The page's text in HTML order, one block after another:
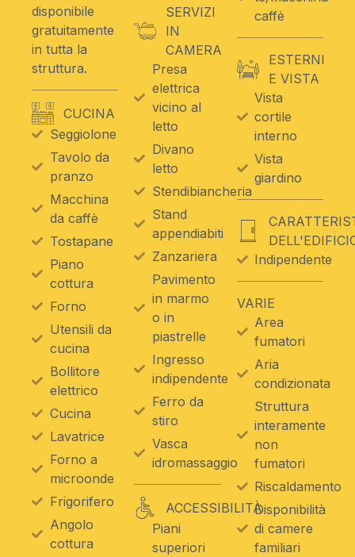
disponibile
gratuitamente
in tutta la
struttura.
CUCINA
Seggiolone
Tavolo da
pranzo
Macchina
da caffè
Tostapane
Piano
cottura
Forno
Utensili da
cucina
Bollitore
elettrico
Cucina
Lavatrice
Forno a
microonde
Frigorifero
Angolo
cottura
SERVIZI
IN
CAMERA
Presa
elettrica
vicino al
letto
Divano
letto
Stendibiancheria
Stand
appendiabiti
Zanzariera
Pavimento
in marmo
o in
piastrelle
Ingresso
indipendente
Ferro da
stiro
Vasca
idromassaggio
ACCESSIBILITÀ
Piani
superiori
caffè
ESTERNI
E VISTA
Vista
cortile
interno
Vista
giardino
Indipendente
VARIE
Area
fumatori
Aria
condizionata
Struttura
interamente
non
fumatori
Riscaldamento
Disponibilità
di camere
familiari